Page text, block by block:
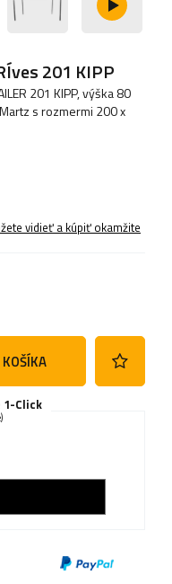
201 KIPP
201 KIPP, výška 80
s rozmermi 200 x
vidieť a kúpiť okamžite
1-Click